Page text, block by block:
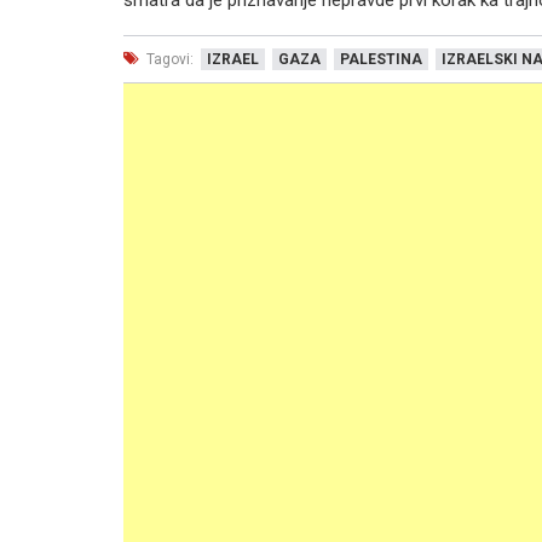
Tagovi: IZRAEL GAZA PALESTINA IZRAELSKI